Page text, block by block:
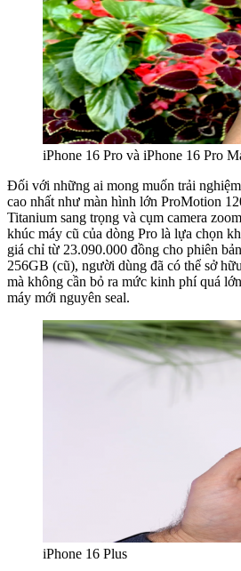
iPhone 16 Pro và iPhone 16 Pro
Đối với những ai mong muốn trải
cao nhất như màn hình lớn ProMotion
Titanium sang trọng và cụm camera
khúc máy cũ của dòng Pro là lựa chọn
giá chỉ từ 23.090.000 đồng cho phiên
256GB (cũ), người dùng đã có thể sở
mà không cần bỏ ra mức kinh phí quá
máy mới nguyên seal.
iPhone 16 Plus